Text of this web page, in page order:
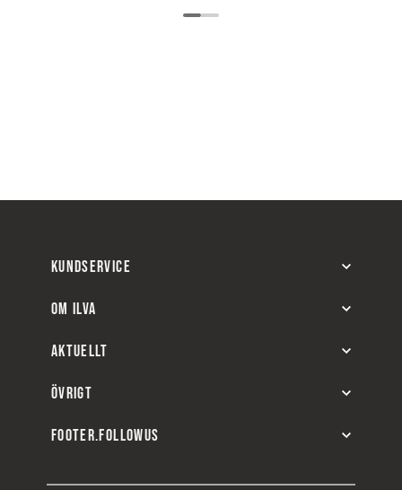
KUNDSERVICE
OM ILVA
AKTUELLT
ÖVRIGT
FOOTER.FOLLOWUS